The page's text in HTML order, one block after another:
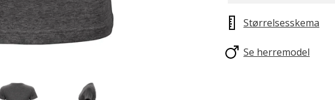
Størrelsesskema
Se herremodel